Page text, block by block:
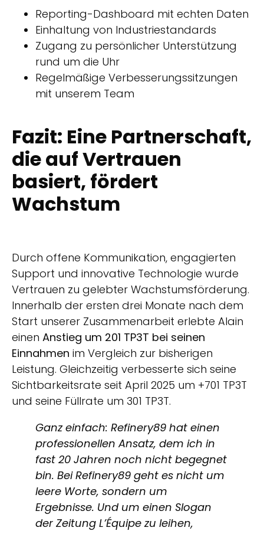
Reporting-Dashboard mit echten Daten
Einhaltung von Industriestandards
Zugang zu persönlicher Unterstützung
rund um die Uhr
Regelmäßige Verbesserungssitzungen
mit unserem Team
Fazit: Eine Partnerschaft,
die auf Vertrauen
basiert, fördert
Wachstum
Durch offene Kommunikation, engagierten
Support und innovative Technologie wurde
Vertrauen zu gelebter Wachstumsförderung.
Innerhalb der ersten drei Monate nach dem
Start unserer Zusammenarbeit erlebte Alain
einen Anstieg um 201 TP3T bei seinen
Einnahmen im Vergleich zur bisherigen
Leistung. Gleichzeitig verbesserte sich seine
Sichtbarkeitsrate seit April 2025 um +701 TP3T
und seine Füllrate um 301 TP3T.
Ganz einfach: Refinery89 hat einen
professionellen Ansatz, dem ich in
fast 20 Jahren noch nicht begegnet
bin. Bei Refinery89 geht es nicht um
leere Worte, sondern um
Ergebnisse. Und um einen Slogan
der Zeitung L’Équipe zu leihen,